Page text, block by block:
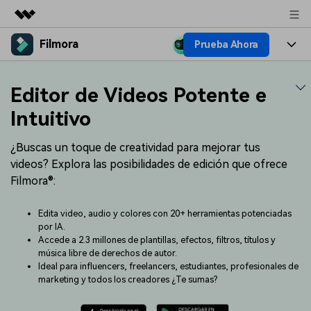
Productos destacados
Utilidades
Soluciones
Quiénes somos
Sala de prensa
Tienda
Soporte
Filmora Prueba Ahora
Plataformas
Recursos creativos
IA
Video e imagen
Audio
Soluciones
Filmora para
Creación
Recursos
Ideas para editar
Adquiere conocimientos
fundamentales de edición de
video
Efectos especiales DIY
Descubre cómo crear un
efecto especial
Ayuda
Contáctanos Empresas
sencilla para empresas
Precios Iniciar sesión
Editor de Videos Potente e
Intuitivo
¿Buscas un toque de creatividad para mejorar tus
videos? Explora las posibilidades de edición que ofrece
Filmora®:
Edita video, audio y colores con 20+ herramientas potenciadas
por IA.
Accede a 2.3 millones de plantillas, efectos, filtros, títulos y
música libre de derechos de autor.
Ideal para influencers, freelancers, estudiantes, profesionales de
marketing y todos los creadores ¿Te sumas?